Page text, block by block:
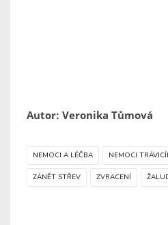
Autor: Veronika Tůmová
NEMOCI A LÉČBA NEMOCI
ZÁNĚT STŘEV ZVRACENÍ